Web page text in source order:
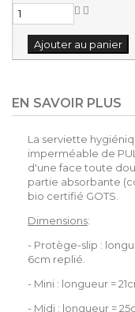
Ajouter au panier
EN SAVOIR PLUS
La serviette
imperméable de
d'une face toute
partie absorbante
bio certifié GOTS.
Dimensions:
- Protège-slip :
6cm replié.
- Mini : longueur =
- Midi : longueur =